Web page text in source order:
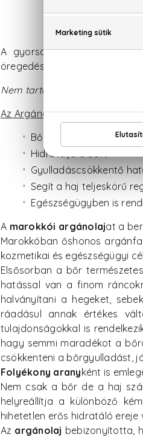
A gyorsan felszívódóDr.
öregedésgátló és ránctalanító
Nem tartalmaz parabeneket,
Az Argánolaj hatása:
Bőrproblémák enyhítése
Hidratálja a bőrt
Gyulladáscsökkentő
Segít a haj teljeskörű
Egészségügyben is
A marokkói argánolajat a
Marokkóban őshonos
kozmetikai és egészségügyi
Elsősorban a bőr
hatással van a finom
halványítani a hegeket,
ráadásul annak értékes
tulajdonságokkal is
hagy semmi maradékot a
csökkenteni a bőrgyulladást,
Folyékony aranyként is
Nem csak a bőr de a haj
helyreállítja a különböző
hihetetlen erős hidratáló ereje
Az argánolaj bebizonyította,